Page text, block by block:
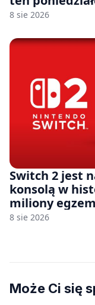
8 sie 2026
Switch 2 jest
konsolą w
miliony
8 sie 2026
Może Ci się